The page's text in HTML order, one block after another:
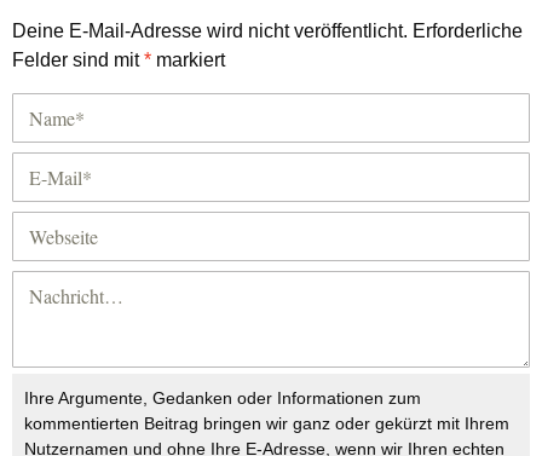
Deine E-Mail-Adresse wird nicht veröffentlicht. Erforderliche
Felder sind mit* markiert
Ihre Argumente, Gedanken oder Informationen zum
kommentierten Beitrag bringen wir ganz oder gekürzt mit Ihrem
Nutzernamen und ohne Ihre E-Adresse, wenn wir Ihren echten